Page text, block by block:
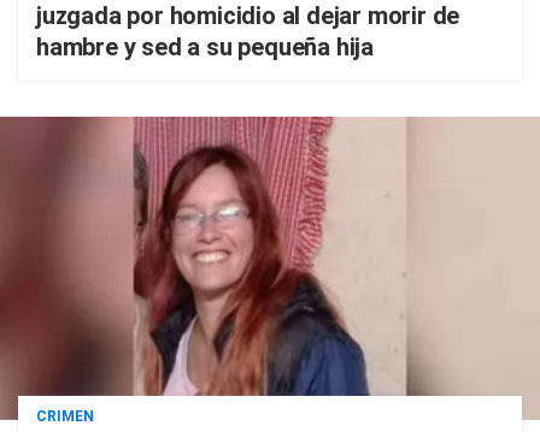
juzgada por homicidio al dejar morir de
hambre y sed a su pequeña hija
CRIMEN